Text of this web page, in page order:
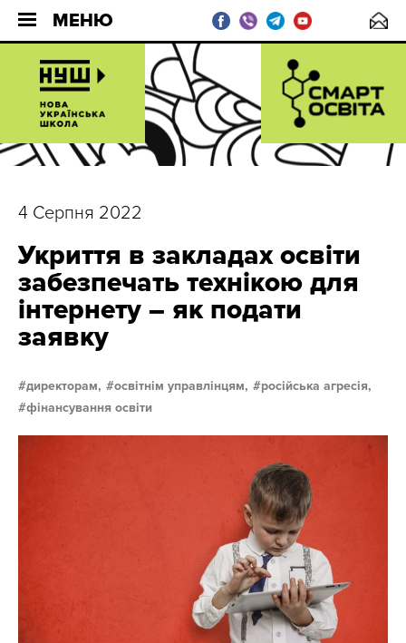
МЕНЮ
4 Серпня 2022
Укриття в закладах освіти
забезпечать технікою для
інтернету – як подати
заявку
директорам, освітнім управлінцям,
російська агресія,
фінансування освіти